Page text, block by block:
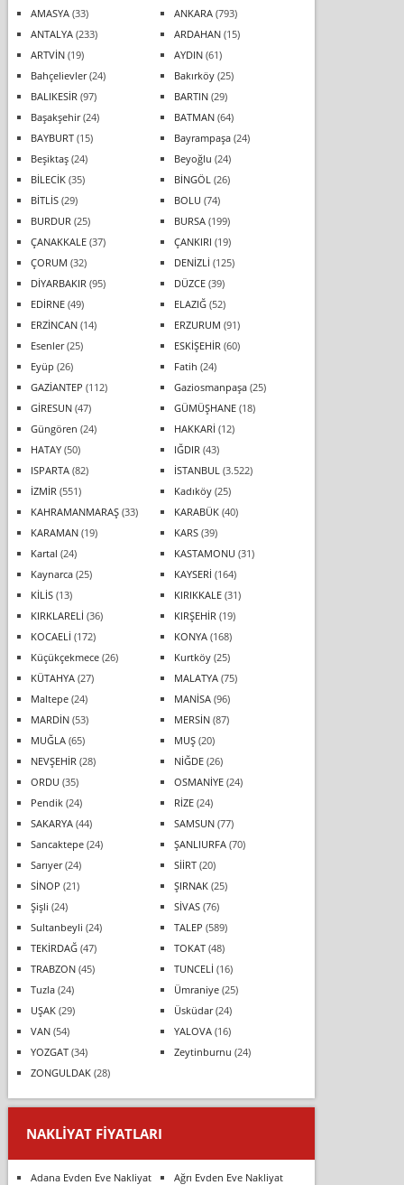
AMASYA(33) ANKARA(793)
ANTALYA(233) ARDAHAN(15)
ARTVİN(19) AYDIN(61)
Bahçelievler(24) Bakırköy(25)
BALIKESİR (97) BARTIN(29)
Başakşehir(24) BATMAN(64)
BAYBURT(15) Bayrampaşa(24)
Beşiktaş(24) Beyoğlu (24)
BİLECİK(35) BİNGÖL (26)
BİTLİS(29) BOLU (74)
BURDUR (25) BURSA(199)
ÇANAKKALE(37) ÇANKIRI (19)
ÇORUM (32) DENİZLİ (125)
DİYARBAKIR (95) DÜZCE(39)
EDİRNE(49) ELAZIĞ(52)
ERZİNCAN(14) ERZURUM (91)
Esenler(25) ESKİŞEHİR (60)
Eyüp (26) Fatih (24)
GAZİANTEP (112) Gaziosmanpaşa(25)
GİRESUN(47) GÜMÜŞHANE(18)
Güngören (24) HAKKARİ (12)
HATAY(50) IĞDIR (43)
ISPARTA(82) İSTANBUL (3.522)
İZMİR (551) Kadıköy(25)
KAHRAMANMARAŞ(33) KARABÜK(40)
KARAMAN(19) KARS(39)
Kartal (24) KASTAMONU (31)
Kaynarca(25) KAYSERİ (164)
KİLİS(13) KIRIKKALE(31)
KIRKLARELİ (36) KIRŞEHİR (19)
KOCAELİ (172) KONYA(168)
Küçükçekmece(26) Kurtköy(25)
KÜTAHYA(27) MALATYA(75)
Maltepe(24) MANİSA(96)
MARDİN(53) MERSİN(87)
MUĞLA(65) MUŞ(20)
NEVŞEHİR (28) NİĞDE(26)
ORDU (35) OSMANİYE(24)
Pendik(24) RİZE(24)
SAKARYA(44) SAMSUN(77)
Sancaktepe(24) ŞANLIURFA(70)
Sarıyer(24) SİİRT(20)
SİNOP (21) ŞIRNAK(25)
Şişli (24) SİVAS(76)
Sultanbeyli (24) TALEP (589)
TEKİRDAĞ(47) TOKAT(48)
TRABZON(45) TUNCELİ (16)
Tuzla(24) Ümraniye(25)
UŞAK(29) Üsküdar(24)
VAN(54) YALOVA(16)
YOZGAT(34) Zeytinburnu (24)
ZONGULDAK(28)
NAKLIYAT FIYATLARI
Adana Evden Eve Nakliyat
Ağrı Evden Eve Nakliyat